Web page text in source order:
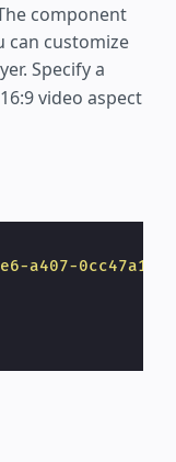
component
can customize
Specify a
video aspect
a407-